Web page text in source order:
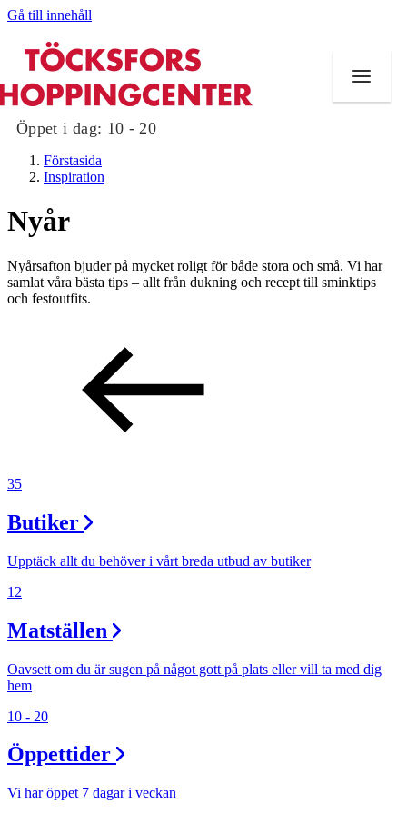
Gå till innehåll
Öppet i dag: 10 - 20
Butiker
Mat och dryck
Erbjudanden
Kundklubb
Inspiration
Magasin
Presentkort
Min Shopping-app
Förstasida
Inspiration
Nyår
Nyårsafton bjuder på mycket roligt för både stora och små. Vi har
samlat våra bästa tips – allt från dukning och recept till sminktips
och festoutfits.
35
Butiker
Upptäck allt du behöver i vårt breda utbud av butiker
12
Matställen
Oavsett om du är sugen på något gott på plats eller vill ta med dig
hem
10 - 20
Öppettider
Vi har öppet 7 dagar i veckan